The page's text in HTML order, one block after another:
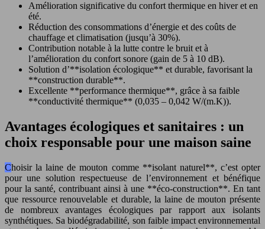
Amélioration significative du confort thermique en hiver et en
été.
Réduction des consommations d’énergie et des coûts de
chauffage et climatisation (jusqu’à 30%).
Contribution notable à la lutte contre le bruit et à
l’amélioration du confort sonore (gain de 5 à 10 dB).
Solution d’**isolation écologique** et durable, favorisant la
**construction durable**.
Excellente **performance thermique**, grâce à sa faible
**conductivité thermique** (0,035 – 0,042 W/(m.K)).
Avantages écologiques et sanitaires : un
choix responsable pour une maison saine
Choisir la laine de mouton comme **isolant naturel**, c’est opter
pour une solution respectueuse de l’environnement et bénéfique
pour la santé, contribuant ainsi à une **éco-construction**. En tant
que ressource renouvelable et durable, la laine de mouton présente
de nombreux avantages écologiques par rapport aux isolants
synthétiques. Sa biodégradabilité, son faible impact environnemental